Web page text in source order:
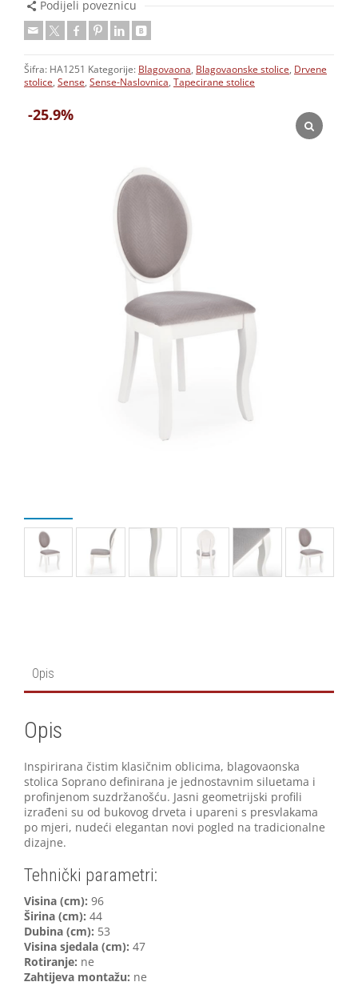
-25.9%
Podijeli poveznicu
Šifra: HA1251 Kategorije: Blagovaona, Blagovaonske stolice, Drvene
stolice, Sense, Sense-Naslovnica, Tapecirane stolice
Opis
Opis
Inspirirana čistim klasičnim oblicima, blagovaonska
stolica Soprano definirana je jednostavnim siluetama i
profinjenom suzdržanošću. Jasni geometrijski profili
izrađeni su od bukovog drveta i upareni s presvlakama
po mjeri, nudeći elegantan novi pogled na tradicionalne
dizajne.
Tehnički parametri:
Visina (cm): 96
Širina (cm): 44
Dubina (cm): 53
Visina sjedala (cm): 47
Rotiranje: ne
Zahtijeva montažu: ne